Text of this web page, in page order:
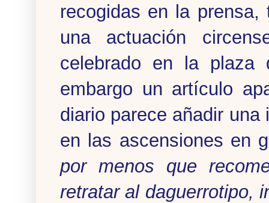
recogidas en la
una actuación
celebrado en la
embargo un artículo
diario parece añadir
en las ascensiones en
por menos que
retratar al daguerrotipo,